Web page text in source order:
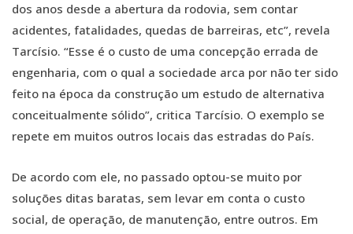
dos anos desde a abertura da rodovia, sem contar
acidentes, fatalidades, quedas de barreiras, etc”, revela
Tarcísio. “Esse é o custo de uma concepção errada de
engenharia, com o qual a sociedade arca por não ter sido
feito na época da construção um estudo de alternativa
conceitualmente sólido”, critica Tarcísio. O exemplo se
repete em muitos outros locais das estradas do País.
De acordo com ele, no passado optou-se muito por
soluções ditas baratas, sem levar em conta o custo
social, de operação, de manutenção, entre outros. Em